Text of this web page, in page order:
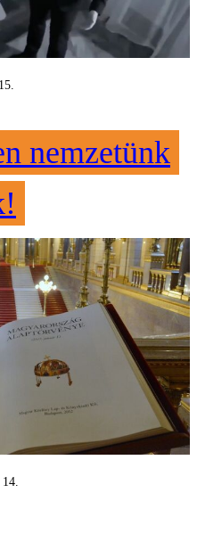
nemzetünk